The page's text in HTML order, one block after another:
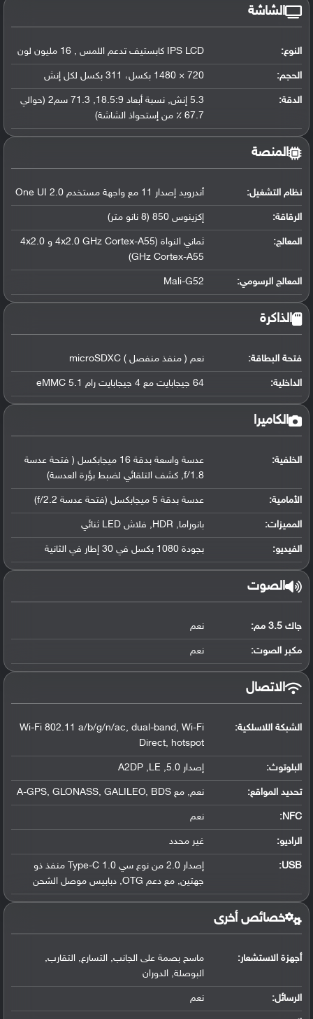
الشاشة
النوع: IPS LCD كابستيف تدعم اللمس , 16 مليون لون
الحجم: 720 × 1480 بكسل، 311 بكسل لكل إنش
الدقة:
5.3 إنش, نسبة أبعاد 18.5:9, 71.3 سم2 (حوالي
67.7 ٪ من إستحواذ الشاشة)
المنصة
نظام التشغيل: أندرويد إصدار 11 مع واجهة مستخدم One UI 2.0
الرقاقة: إكزينوس 850 (8 نانو متر)
المعالج:
ثماني النواة (4x2.0 GHz Cortex-A55 و 4x2.0
GHz Cortex-A55)
المعالج الرسومي:
Mali-G52
الذاكرة
فتحة البطاقة: نعم ( منفذ منفصل ) microSDXC
الداخلية: 64 جيجابايت مع 4 جيجابايت رام eMMC 5.1
الكاميرا
الخلفية:
عدسة واسعة بدقة 16 ميجابكسل ( فتحة عدسة
f/1.8, كشف التلقائي لضبط بؤرة العدسة)
الأمامية: عدسة بدقة 5 ميجابكسل (فتحة عدسة f/2.2)
المميزات: بانوراما, HDR, فلاش LED ثنائي
الفيديو: بجودة 1080 بكسل في 30 إطار في الثانية
الصوت
جاك 3.5 مم: نعم
مكبر الصوت: نعم
الاتصال
الشبكة اللاسلكية:
Wi-Fi 802.11 a/b/g/n/ac, dual-band, Wi-Fi
Direct, hotspot
البلوتوث: إصدار 5.0, A2DP ,LE
تحديد المواقع: نعم, مع A-GPS, GLONASS, GALILEO, BDS
NFC
: نعم
الراديو: غير محدد
USB
:
إصدار 2.0 من نوع سي Type-C 1.0 منفذ ذو
جهتين, مع دعم OTG, دبابيس موصل الشحن
خصائص أخرى
أجهزة الاستشعار:
ماسح بصمة على الجانب, التسارع, التقارب,
البوصلة, الدوران
الرسائل: نعم